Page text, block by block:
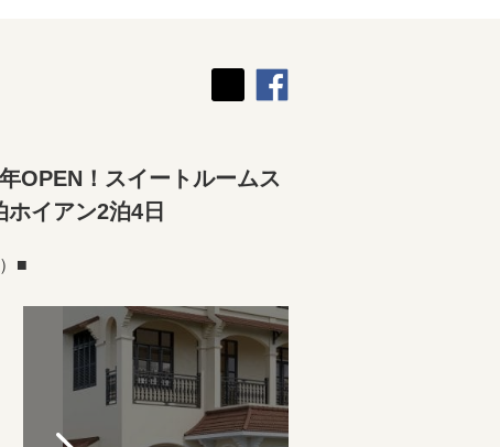
OPEN！スイートルームス
イアン2泊4日
■